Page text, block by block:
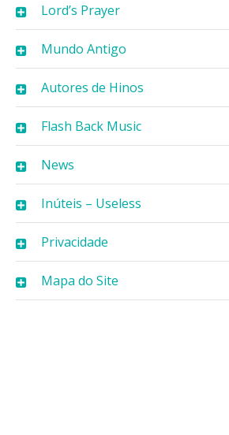
Lord’s Prayer
Mundo Antigo
Autores de Hinos
Flash Back Music
News
Inúteis – Useless
Privacidade
Mapa do Site